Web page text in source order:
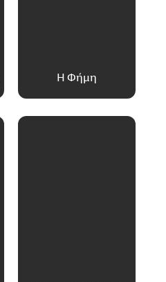
Η Φήμη